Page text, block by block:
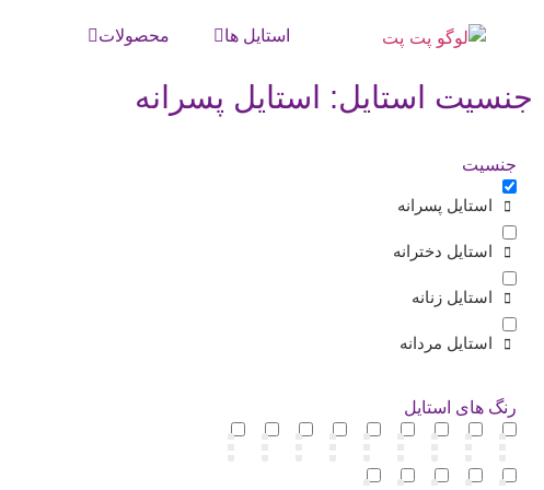
استایل ها محصولات
جنسیت استایل: استایل پسرانه
جنسیت
استایل پسرانه
استایل دخترانه
استایل زنانه
استایل مردانه
رنگ های استایل